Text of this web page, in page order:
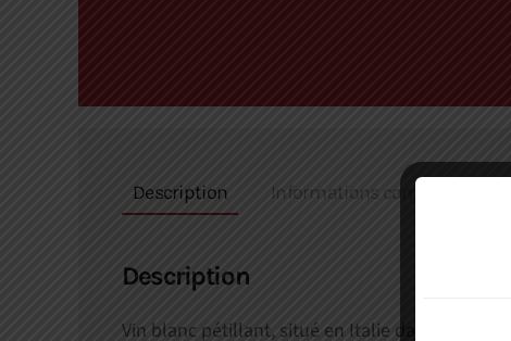
Description Informations
Description
Vin blanc pétillant, situé en Italie dans le